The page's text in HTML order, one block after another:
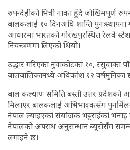
रुपन्देहीको भित्री नाका हुँदै जोखिमपूर्ण
बालकलाई १० दिनअघि शान्ति पुनःस्थापना
आधारमा भारतको गोरखपुरस्थित रेलवे
नियन्त्रणमा लिएको थियो।
उद्धार गरिएका नुवाकोटका १०, रसुवाका
बालबालिकामध्ये अधिकांंश १२ वर्षमुनिका
बाल कल्याण समिति बस्ती उत्तर प्रदेशको
मिलाएर बालकलाई अभिभावकसँग
नेपाल ल्याइएको संयोजक भट्टराईको भनाइ
नेपालको अपराध अनुसन्धान ब्यूरोसँग
लगाइने छ।